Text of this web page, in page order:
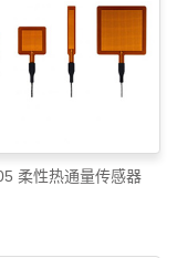
柔性热通量传感器